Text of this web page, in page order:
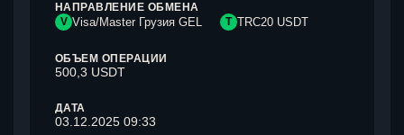
НАПРАВЛЕНИЕ ОБМЕНА
V Visa/Master Грузия GEL T TRC20 USDT
ОБЪЕМ ОПЕРАЦИИ
500,3 USDT
ДАТА
03.12.2025 09:33